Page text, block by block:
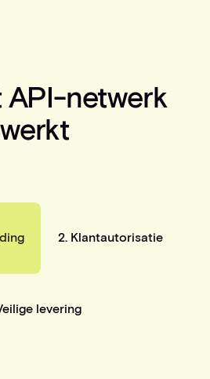
API-netwerk
werkt
2. Klantautorisatie
levering